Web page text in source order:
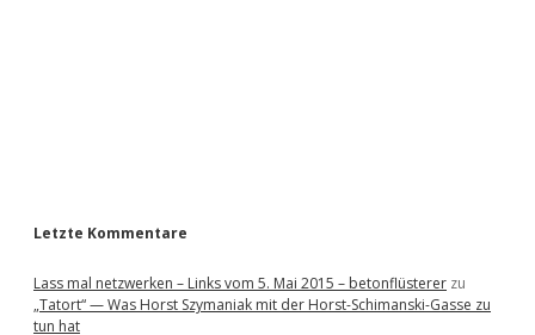
Letzte Kommentare
Lass mal netzwerken – Links vom 5. Mai 2015 – betonflüsterer zu
„Tatort“ — Was Horst Szymaniak mit der Horst-Schimanski-Gasse zu
tun hat